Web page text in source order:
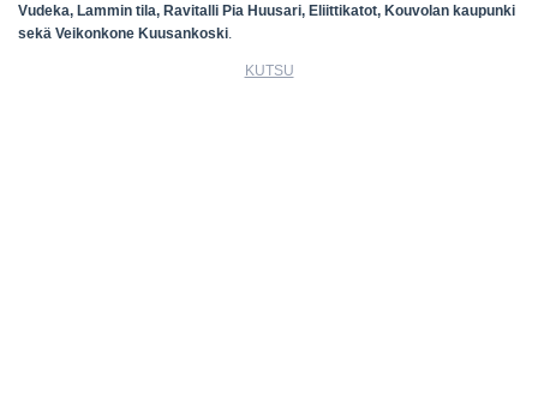
Vudeka, Lammin tila, Ravitalli Pia Huusari, Eliittikatot, Kouvolan kaupunki
sekä Veikonkone Kuusankoski
KUTSU